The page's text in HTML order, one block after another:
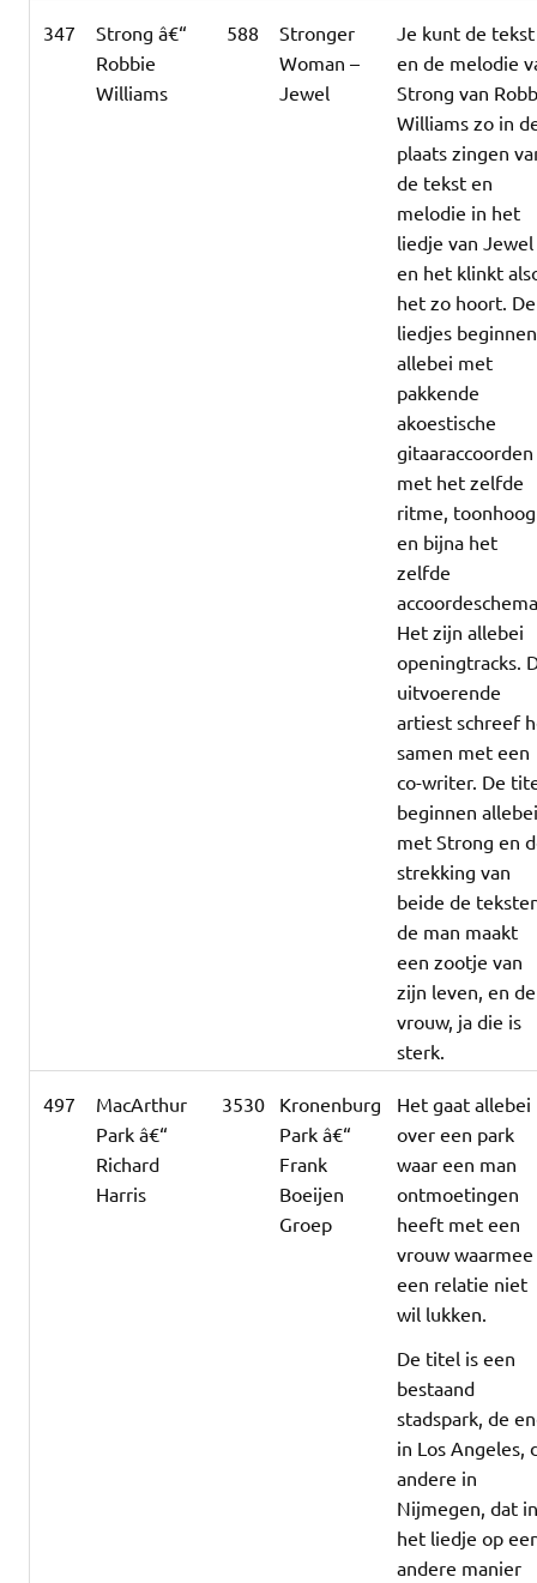
347
Strong â€“
Robbie
Williams
588
Stronger
Woman –
Jewel
Je kunt de tekst
en de melodie
Strong van
Williams zo in
plaats zingen
de tekst en
melodie in het
liedje van Jewel
en het klinkt
het zo hoort. De
liedjes beginnen
allebei met
pakkende
akoestische
gitaaraccoorden
met het zelfde
ritme,
en bijna het
zelfde
Het zijn allebei
openingtracks.
uitvoerende
artiest schreef
samen met een
co-writer. De
beginnen
met Strong en
strekking van
beide de
de man maakt
een zootje van
zijn leven, en de
vrouw, ja die is
sterk.
497
MacArthur
Park â€“
Richard
Harris
3530
Kronenburg
Park â€“
Frank
Boeijen
Groep
Het gaat allebei
over een park
waar een man
ontmoetingen
heeft met een
vrouw waarmee
een relatie niet
wil lukken.
De titel is een
bestaand
stadspark, de
in Los Angeles,
andere in
Nijmegen, dat
het liedje op
andere manier